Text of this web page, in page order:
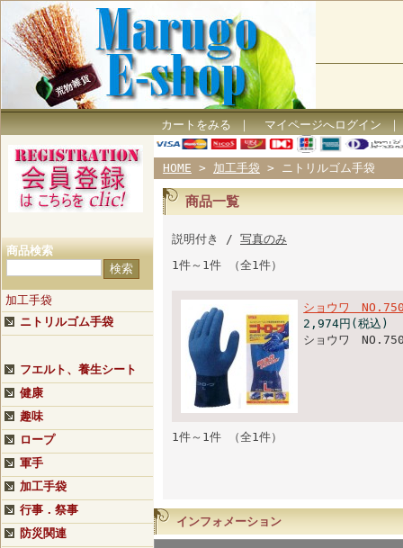
カートをみる｜ マイページへログイン
商品検索
加工手袋
ニトリルゴム手袋
フエルト、養生シート
健康
趣味
ロープ
軍手
加工手袋
行事．祭事
防災関連
HOME > 加工手袋 > ニトリルゴム手袋
商品一覧
説明付き / 写真のみ
1件～1件 （全1件）
ショウワ
2,974円(税込)
ショウワ
1件～1件 （全1件）
インフォメーション